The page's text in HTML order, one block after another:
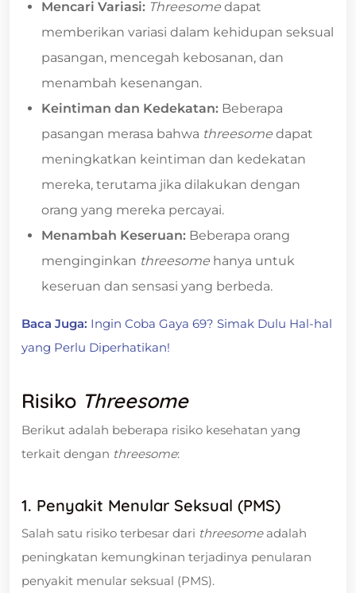
Mencari Variasi: Threesome dapat
memberikan variasi dalam kehidupan seksual
pasangan, mencegah kebosanan, dan
menambah kesenangan.
Keintiman dan Kedekatan: Beberapa
pasangan merasa bahwa threesome dapat
meningkatkan keintiman dan kedekatan
mereka, terutama jika dilakukan dengan
orang yang mereka percayai.
Menambah Keseruan: Beberapa orang
menginginkan threesome hanya untuk
keseruan dan sensasi yang berbeda.
Baca Juga: Ingin Coba Gaya 69? Simak Dulu Hal-hal
yang Perlu Diperhatikan!
Risiko Threesome
Berikut adalah beberapa risiko kesehatan yang
terkait dengan threesome:
1. Penyakit Menular Seksual (PMS)
Salah satu risiko terbesar dari threesomeadalah
peningkatan kemungkinan terjadinya penularan
penyakit menular seksual (PMS).